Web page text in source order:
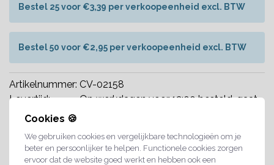
Cookies 🍪
We gebruiken cookies en vergelijkbare technologieën om je
beter en persoonlijker te helpen. Functionele cookies zorgen
ervoor dat de website goed werkt en hebben ook een
Bestel 25 voor €3,39 per verkoopeenheid excl. BTW
Bestel 50 voor €2,95 per verkoopeenheid excl. BTW
Artikelnummer: CV-02158
Levertijd:
Op werkdagen voor 12:00 besteld, gaat
Maatwerk mogelijk op aanvraag